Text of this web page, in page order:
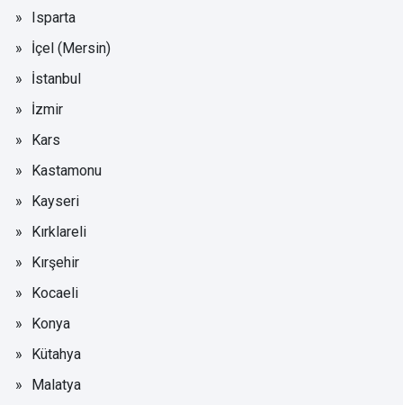
Isparta
İçel (Mersin)
İstanbul
İzmir
Kars
Kastamonu
Kayseri
Kırklareli
Kırşehir
Kocaeli
Konya
Kütahya
Malatya